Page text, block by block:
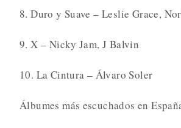
8. Duro y Suave – Leslie Grace,
9. X – Nicky Jam, J Balvin
10. La Cintura – Álvaro Soler
Álbumes más escuchados en